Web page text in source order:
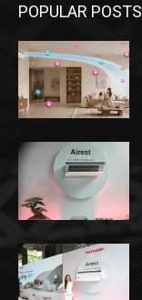
POPULAR POSTS